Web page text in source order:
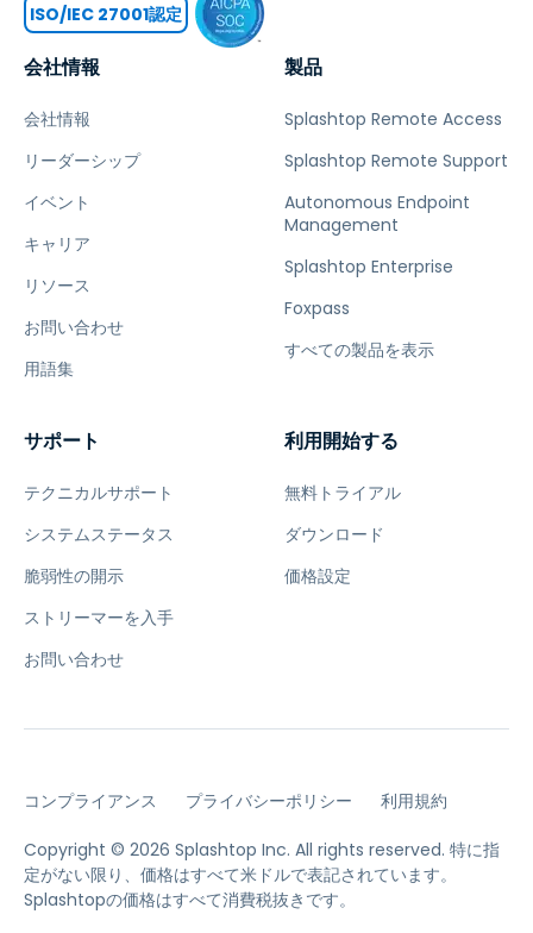
会社情報
会社情報
リーダーシップ
イベント
キャリア
リソース
お問い合わせ
用語集
製品
Splashtop Remote Access
Splashtop Remote Support
Autonomous Endpoint
Management
Splashtop Enterprise
Foxpass
すべての製品を表示
サポート
テクニカルサポート
システムステータス
脆弱性の開示
ストリーマーを入手
お問い合わせ
利用開始する
無料トライアル
ダウンロード
価格設定
ISO/IEC 27001認定
コンプライアンス プライバシーポリシー 利用規約
Copyright © 2026 Splashtop Inc. All rights reserved. 特に指
定がない限り、価格はすべて米ドルで表記されています。
Splashtopの価格はすべて消費税抜きです。